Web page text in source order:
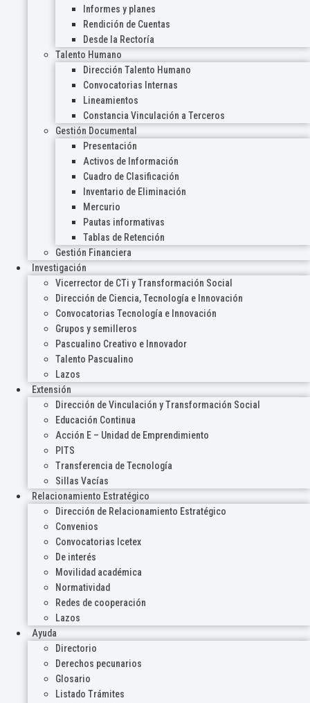
Informes y planes
Rendición de Cuentas
Desde la Rectoría
Talento Humano
Dirección Talento Humano
Convocatorias Internas
Lineamientos
Constancia Vinculación a Terceros
Gestión Documental
Presentación
Activos de Información
Cuadro de Clasificación
Inventario de Eliminación
Mercurio
Pautas informativas
Tablas de Retención
Gestión Financiera
Investigación
Vicerrector de CTi y Transformación Social
Dirección de Ciencia, Tecnología e Innovación
Convocatorias Tecnología e Innovación
Grupos y semilleros
Pascualino Creativo e Innovador
Talento Pascualino
Lazos
Extensión
Dirección de Vinculación y Transformación Social
Educación Continua
Acción E – Unidad de Emprendimiento
PITS
Transferencia de Tecnología
Sillas Vacías
Relacionamiento Estratégico
Dirección de Relacionamiento Estratégico
Convenios
Convocatorias Icetex
De interés
Movilidad académica
Normatividad
Redes de cooperación
Lazos
Ayuda
Directorio
Derechos pecunarios
Glosario
Listado Trámites